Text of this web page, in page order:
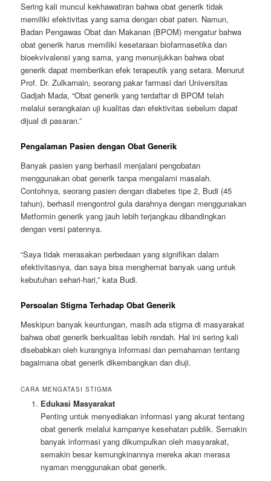
Sering kali muncul kekhawatiran bahwa obat generik tidak
memiliki efektivitas yang sama dengan obat paten. Namun,
Badan Pengawas Obat dan Makanan (BPOM) mengatur bahwa
obat generik harus memiliki kesetaraan biofarmasetika dan
bioekvivalensi yang sama, yang menunjukkan bahwa obat
generik dapat memberikan efek terapeutik yang setara. Menurut
Prof. Dr. Zulkarnain, seorang pakar farmasi dari Universitas
Gadjah Mada, “Obat generik yang terdaftar di BPOM telah
melalui serangkaian uji kualitas dan efektivitas sebelum dapat
dijual di pasaran.”
Pengalaman Pasien dengan Obat Generik
Banyak pasien yang berhasil menjalani pengobatan
menggunakan obat generik tanpa mengalami masalah.
Contohnya, seorang pasien dengan diabetes tipe 2, Budi (45
tahun), berhasil mengontrol gula darahnya dengan menggunakan
Metformin generik yang jauh lebih terjangkau dibandingkan
dengan versi patennya.
“Saya tidak merasakan perbedaan yang signifikan dalam
efektivitasnya, dan saya bisa menghemat banyak uang untuk
kebutuhan sehari-hari,” kata Budi.
Persoalan Stigma Terhadap Obat Generik
Meskipun banyak keuntungan, masih ada stigma di masyarakat
bahwa obat generik berkualitas lebih rendah. Hal ini sering kali
disebabkan oleh kurangnya informasi dan pemahaman tentang
bagaimana obat generik dikembangkan dan diuji.
CARA MENGATASI STIGMA
Edukasi Masyarakat
Penting untuk menyediakan informasi yang akurat tentang
obat generik melalui kampanye kesehatan publik. Semakin
banyak informasi yang dikumpulkan oleh masyarakat,
semakin besar kemungkinannya mereka akan merasa
nyaman menggunakan obat generik.